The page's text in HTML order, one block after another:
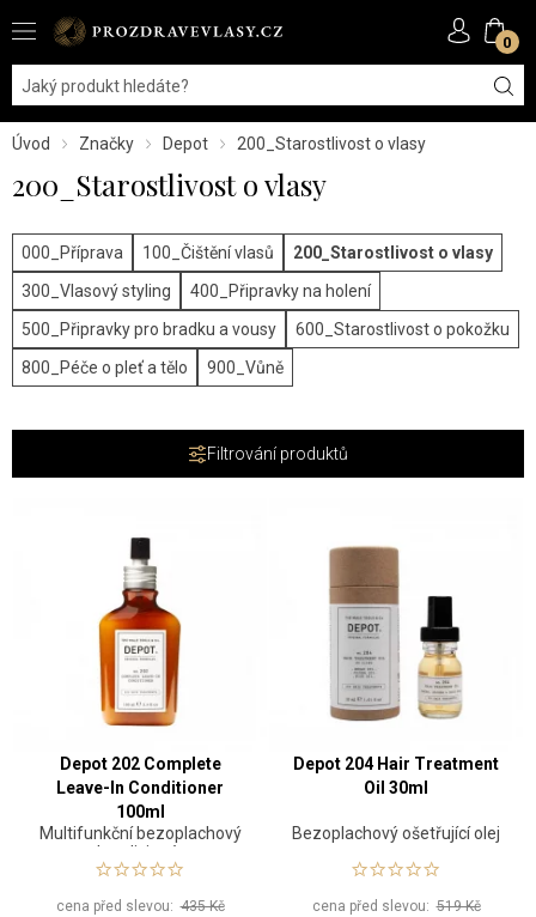
0
Úvod Značky Depot 200_Starostlivost o vlasy
200_Starostlivost o vlasy
000_Příprava 100_Čištění vlasů
200_Starostlivost o vlasy
300_Vlasový styling
400_Připravky na holení
500_Připravky pro bradku a vousy
600_Starostlivost o pokožku
800_Péče o pleť a tělo
900_Vůně
Filtrování produktů
Depot 202 Complete
Leave-In Conditioner
100ml
Multifunkční bezoplachový
kondicionér
cena před slevou:435 Kč
Depot 204 Hair Treatment
Oil 30ml
Bezoplachový ošetřující olej
cena před slevou:519 Kč